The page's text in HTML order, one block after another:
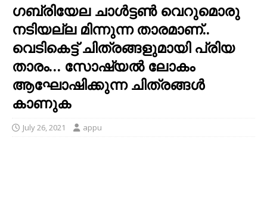
ഗബ്രിയേല ചാൾട്ടൺ വെറുമൊരു
നടിയല്ല മിന്നുന്ന താരമാണ്..
വെടികെട്ട് ചിത്രങ്ങളുമായി പ്രിയ
താരം… സോഷ്യല്‍ ലോകം
ആഘോഷിക്കുന്ന ചിത്രങ്ങള്‍
കാണുക
July 26, 2021 appu